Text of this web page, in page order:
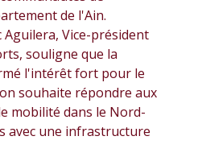
de l'Ain.
Aguilera, Vice-président
souligne que la
l'intérêt fort pour le
souhaite répondre aux
mobilité dans le Nord-
avec une infrastructure